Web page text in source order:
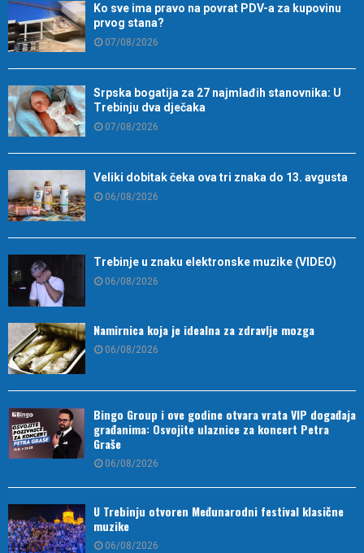
Ko sve ima pravo na povrat PDV-a za kupovinu
prvog stana?
07/08/2026
Srpska bogatija za 27 najmlađih stanovnika: U
Trebinju dva dječaka
07/08/2026
Veliki dobitak čeka ova tri znaka do 13. avgusta
06/08/2026
Trebinje u znaku elektronske muzike (VIDEO)
06/08/2026
Namirnica koja je idealna za zdravlje mozga
06/08/2026
Bingo Group i ove godine otvara vrata VIP događaja
građanima: Osvojite ulaznice za koncert Petra
Graše
06/08/2026
U Trebinju otvoren Međunarodni festival klasične
muzike
06/08/2026